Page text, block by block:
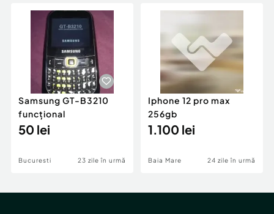
Servicii
Animale de companie
Afaceri și echipamente profesionale
Inchiriere Bunuri si Vehicule
Utilaje agricole si industriale
Piese auto si accesorii
Dacia Duster
Samsung GT-B3210
funcțional
50 lei
Bucuresti 23 zile în urmă
Iphone 12 pro max
256gb
1.100 lei
Baia Mare 24 zile în urmă